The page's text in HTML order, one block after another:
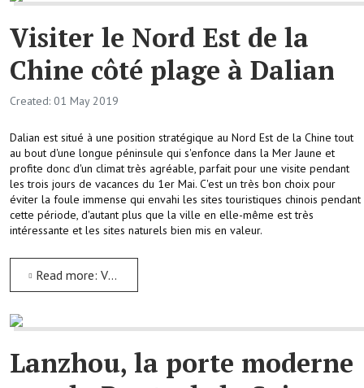
Visiter le Nord Est de la
Chine côté plage à Dalian
Created: 01 May 2019
Dalian est situé à une position stratégique au Nord Est de la Chine tout
au bout d'une longue péninsule qui s'enfonce dans la Mer Jaune et
profite donc d'un climat très agréable, parfait pour une visite pendant
les trois jours de vacances du 1er Mai. C'est un très bon choix pour
éviter la foule immense qui envahi les sites touristiques chinois pendant
cette période, d'autant plus que la ville en elle-même est très
intéressante et les sites naturels bien mis en valeur.
Read more: Visiter le Nord Est de la Chine côté plage à Dalian
Lanzhou, la porte moderne